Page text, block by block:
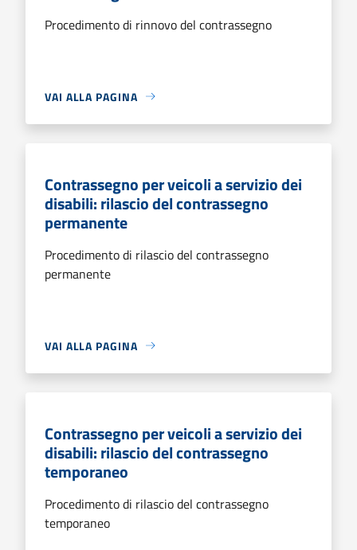
Procedimento di rinnovo del contrassegno
VAI ALLA PAGINA
Contrassegno per veicoli a servizio dei
disabili: rilascio del contrassegno
permanente
Procedimento di rilascio del contrassegno
permanente
VAI ALLA PAGINA
Contrassegno per veicoli a servizio dei
disabili: rilascio del contrassegno
temporaneo
Procedimento di rilascio del contrassegno
temporaneo